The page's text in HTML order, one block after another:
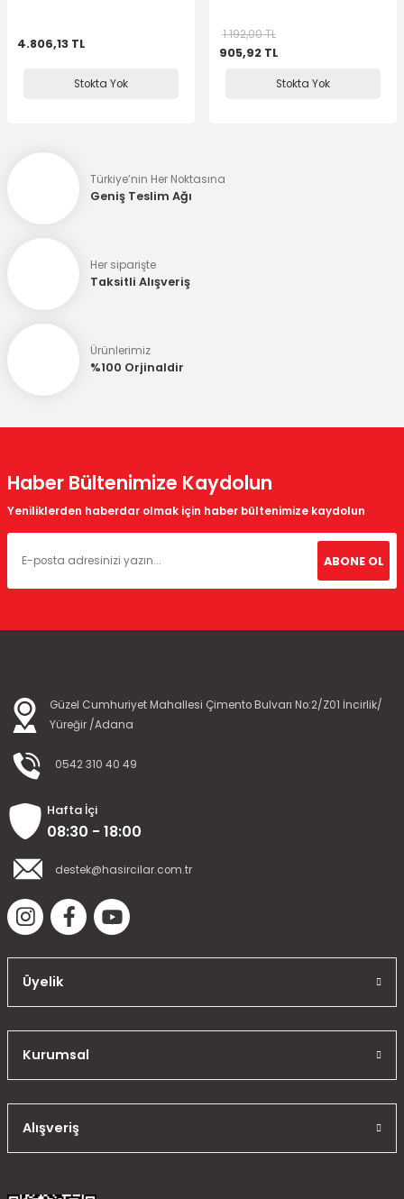
4.806,13 TL
Stokta Yok
1.192,00 TL
905,92 TL
Stokta Yok
Türkiye’nin Her Noktasına
Geniş Teslim Ağı
Her siparişte
Taksitli Alışveriş
Ürünlerimiz
%100 Orjinaldir
Haber Bültenimize Kaydolun
Yeniliklerden haberdar olmak için haber bültenimize kaydolun
ABONE OL
Güzel Cumhuriyet Mahallesi Çimento Bulvarı No:2/Z01 İncirlik/
Yüreğir /Adana
0542 310 40 49
Hafta İçi
08:30 - 18:00
destek@hasircilar.com.tr
Üyelik
Kurumsal
Alışveriş